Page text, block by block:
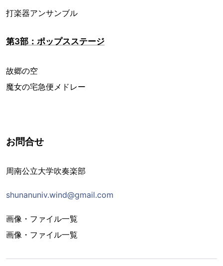
打楽器アンサンブル
第3部：ポップスステージ
故郷の空
魔女の宅急便メドレー
お問合せ
周南公立大学吹奏楽部
shunanuniv.wind@gmail.com
画像・ファイル一覧
画像・ファイル一覧